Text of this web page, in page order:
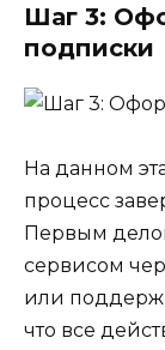
Шаг 3:
подписки
На данном
процесс
Первым
сервисом
или
что все